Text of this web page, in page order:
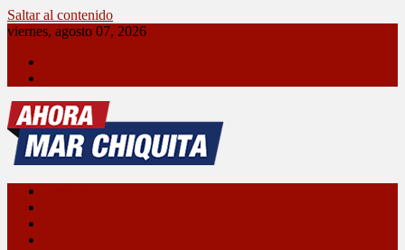
Saltar al contenido
viernes, agosto 07, 2026
Ahora Mar Chiquita